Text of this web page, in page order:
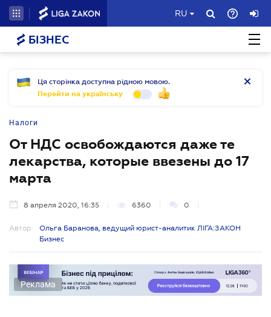
RU
БІЗНЕС
Ця сторінка доступна рідною мовою.
Перейти на українську
Налоги
От НДС освобождаются даже те
лекарства, которые ввезены до 17
марта
8 апреля 2020, 16:35 6360 0
Автор:
Ольга Баранова, ведущий юрист-аналитик ЛІГА:ЗАКОН
Бизнес
Реклама